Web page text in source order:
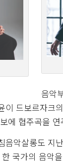
음악
이 드보르자크
에 협주곡을
음악살롱도 지
국가의 음악